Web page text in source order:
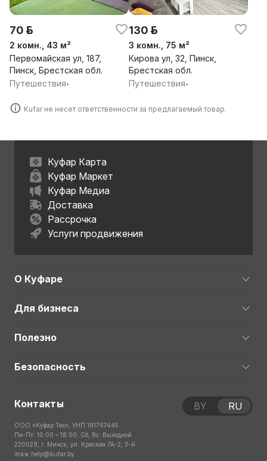
70 р.
2 комн., 43 м²
Первомайская ул, 187,
Пинск, Брестская обл.
Путешествия•
130 р.
3 комн., 75 м²
Кирова ул, 32, Пинск,
Брестская обл.
Путешествия•
Kufar не несет ответственности за предлагаемый товар.
Куфар Карта
Куфар Маркет
Куфар Медиа
Доставка
Рассрочка
Услуги продвижения
О Куфаре
Для бизнеса
Полезно
Безопасность
Контакты
ООО «Куфар Тех», УНП 191767445
Пн-Пт: 10:00 – 18:00; Сб, Вс: Выходной
220029, г. Минск, ул. Красная 7А-2, 3-й
этаж help@kufar.by
BY RU